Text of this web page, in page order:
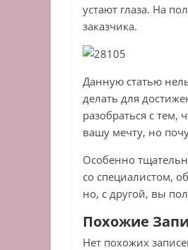
устают глаза. На
заказчика.
Данную статью
делать для
разобраться с
вашу мечту, но
Особенно
со специалистом,
но, с другой, вы
Похожие
Нет похожих